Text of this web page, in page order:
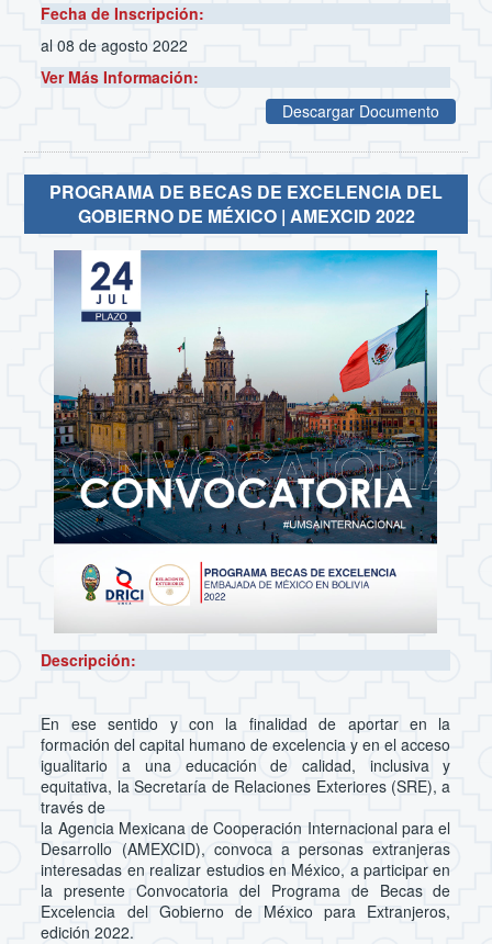
Fecha de Inscripción:
al 08 de agosto 2022
Ver Más Información:
Descargar Documento
PROGRAMA DE BECAS DE EXCELENCIA DEL
GOBIERNO DE MÉXICO | AMEXCID 2022
Descripción:
En ese sentido y con la finalidad de aportar en la
formación del capital humano de excelencia y en el acceso
igualitario a una educación de calidad, inclusiva y
equitativa, la Secretaría de Relaciones Exteriores (SRE), a
través de
la Agencia Mexicana de Cooperación Internacional para el
Desarrollo (AMEXCID), convoca a personas extranjeras
interesadas en realizar estudios en México, a participar en
la presente Convocatoria del Programa de Becas de
Excelencia del Gobierno de México para Extranjeros,
edición 2022.